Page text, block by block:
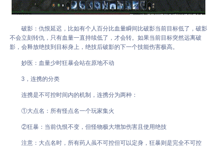
破影：仇恨延迟，比如有个人百分比血量瞬间比破影当前目标低了，破影
不会立刻转仇，只有血量一直持续低了，才会转。如果当前目标突然远离破
影，会释放绝技到目标身上，绝技后破影的下一个技能伤害极高。
妙医：血量少时狂暴会站在原地不动
3，连携的分类
连携是不可控时间内的机制，连携分为两种：
①大点名：所有怪点名一个玩家集火
②狂暴：当前仇恨不变，但怪物极大增加伤害且使用绝技
注意：大点名时，所有药人虽不可控但可以定身，狂暴则是完全不可控